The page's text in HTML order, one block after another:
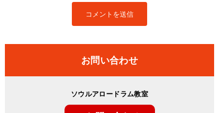
お問い合わせ
ソウルアロードラム教室